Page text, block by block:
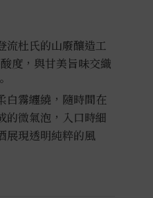
流杜氏的山廢釀造工
度，與甘美旨味交織
白霧纏繞，隨時間在
的微氣泡，入口時細
展現透明純粹的風